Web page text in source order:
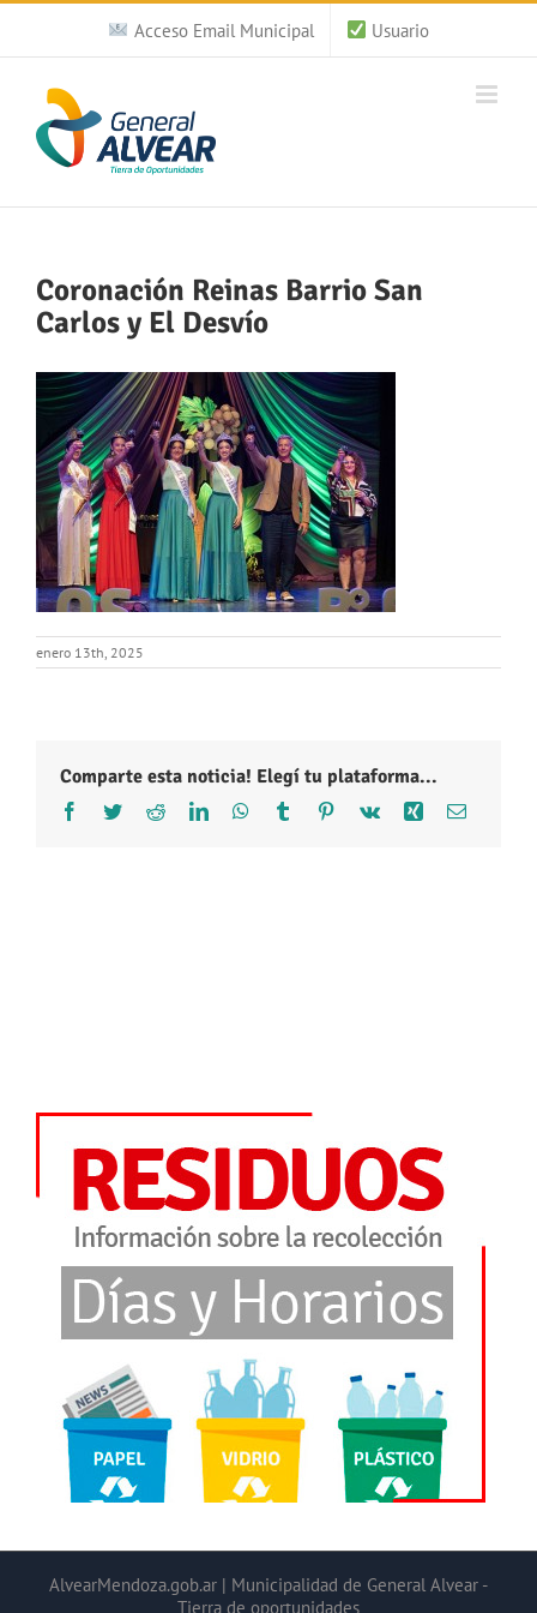
Saltar
contenido
Acceso Email Municipal Usuario
Coronación Reinas Barrio San
Carlos y El Desvío
enero 13th, 2025
Comparte esta noticia! Elegí tu plataforma...
Facebook
TwitterRedditLinkedInWhatsApp
Tumblr Pinterest
Vk Xing Correo
AlvearMendoza.gob.ar | Municipalidad de General Alvear -
Tierra de oportunidades